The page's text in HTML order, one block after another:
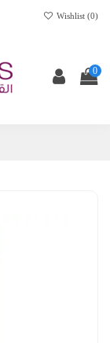
Wishlist (0)
0